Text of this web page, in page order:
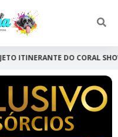
SHOW CRIANÇA FELIZ